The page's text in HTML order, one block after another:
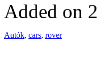
Added on
Autók, cars, rover